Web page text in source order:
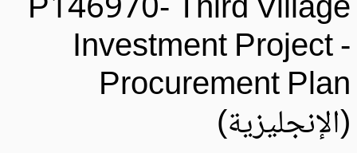
Investment Project
Procurement